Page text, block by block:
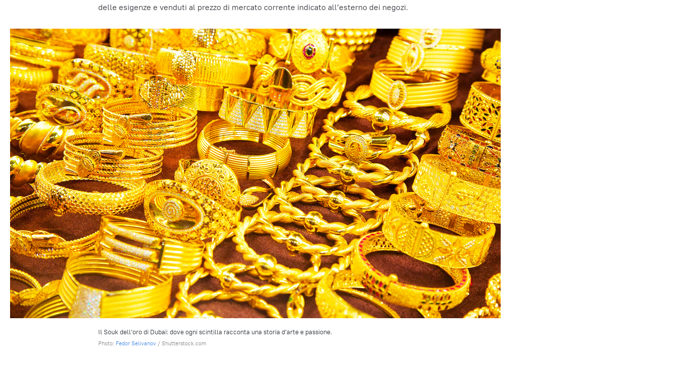
delle esigenze e venduti al prezzo di mercato corrente indicato all’esterno dei negozi.
Il Souk dell’oro di Dubai: dove ogni scintilla racconta una storia d’arte e passione.
Photo: Fedor Selivanov / Shutterstock.com